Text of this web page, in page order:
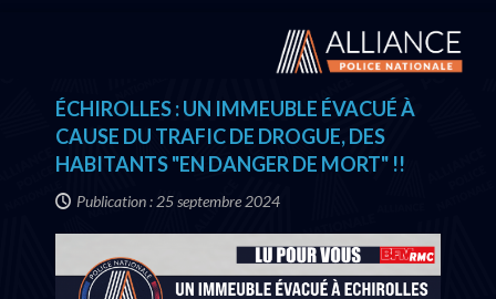
ÉCHIROLLES : UN IMMEUBLE ÉVACUÉ À
CAUSE DU TRAFIC DE DROGUE, DES
HABITANTS "EN DANGER DE MORT" !!
Publication : 25 septembre 2024